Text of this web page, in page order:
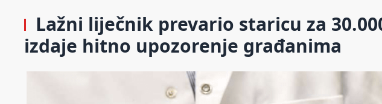
Lažni liječnik prevario staricu za
izdaje hitno upozorenje građanima